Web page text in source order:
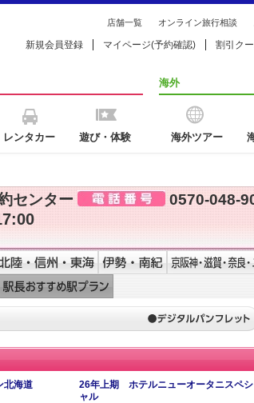
店舗一覧 オンライン旅行相談
新規会員登録 マイページ(予約確認) 割引ク
レンタカー 遊び・体験
海外
海外ツアー
センター 0570-048-
北海道
26年上期 ホテルニューオータニスペシ
ャル